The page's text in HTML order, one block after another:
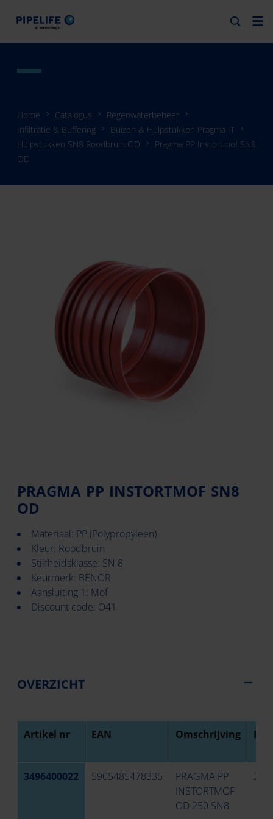
Home Catalogus
Regenwaterbeheer
Infiltratie & Buffering
Buizen & Hulpstukken Pragma IT
Hulpstukken SN8 Roodbruin OD
Pragma PP Instortmof SN8
OD
PRAGMA PP INSTORTMOF SN8
OD
Materiaal: PP (Polypropyleen)
Kleur: Roodbruin
Stijfheidsklasse: SN 8
Keurmerk: BENOR
Aansluiting 1: Mof
Discount code: O41
OVERZICHT
Artikel nr EAN Omschrijving
3496400022 5905485478335
PRAGMA PP
INSTORTMOF
OD 250 SN8
250